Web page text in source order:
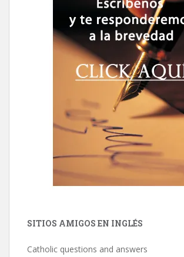
SITIOS AMIGOS EN INGLÉS
Catholic questions and answers